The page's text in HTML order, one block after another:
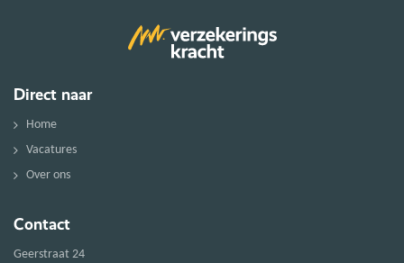
Direct naar
Home
Vacatures
Over ons
Contact
Geerstraat 24